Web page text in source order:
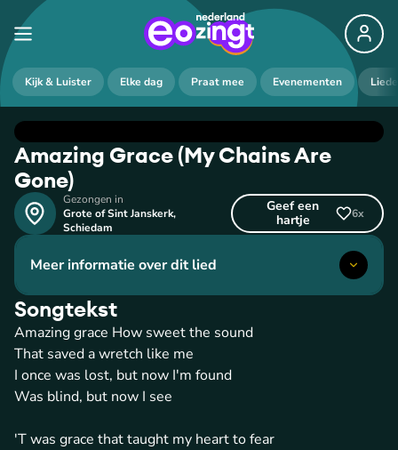
Kijk & Luister Elke dag Praat mee Evenementen
Amazing Grace (My Chains Are
Gone)
Gezongen in
Grote of Sint Janskerk,
Schiedam
Geef een
hartje
6x
Meer informatie over dit lied
Songtekst
Amazing grace How sweet the sound
That saved a wretch like me
I once was lost, but now I'm found
Was blind, but now I see
'T was grace that taught my heart to fear